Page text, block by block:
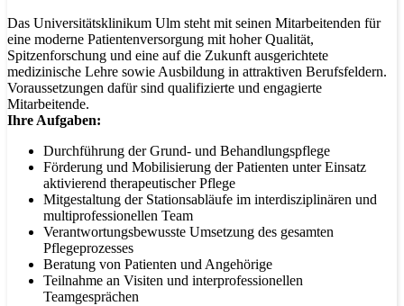
Das Universitätsklinikum Ulm steht mit seinen Mitarbeitenden für
eine moderne Patientenversorgung mit hoher Qualität,
Spitzenforschung und eine auf die Zukunft ausgerichtete
medizinische Lehre sowie Ausbildung in attraktiven Berufsfeldern.
Voraussetzungen dafür sind qualifizierte und engagierte
Mitarbeitende.
Ihre Aufgaben:
Durchführung der Grund- und Behandlungspflege
Förderung und Mobilisierung der Patienten unter Einsatz
aktivierend therapeutischer Pflege
Mitgestaltung der Stationsabläufe im interdisziplinären und
multiprofessionellen Team
Verantwortungsbewusste Umsetzung des gesamten
Pflegeprozesses
Beratung von Patienten und Angehörige
Teilnahme an Visiten und interprofessionellen
Teamgesprächen